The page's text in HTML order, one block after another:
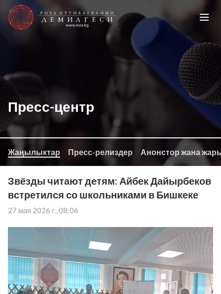
Пресс-центр
Жаңылыктар Пресс-релиздер Анонстор жана
Звёзды читают детям: Айбек Дайырбеков
встретился со школьниками в Бишкеке
27 мая 2026 г., 08:06